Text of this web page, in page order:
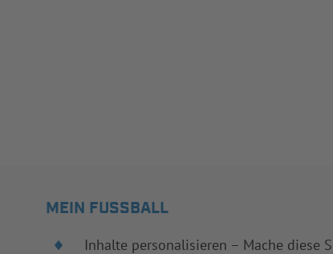
MEIN FUSSBALL
Inhalte personalisieren – Mache diese